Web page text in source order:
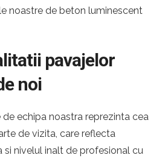
noastre de beton luminescent
pavajelor
noi
echipa noastra reprezinta cea
de vizita, care reflecta
si nivelul inalt de profesional cu